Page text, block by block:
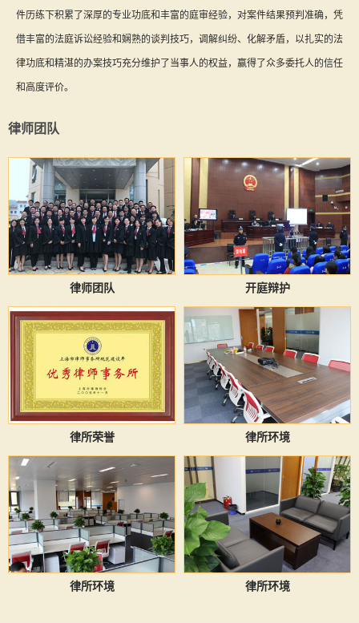
件历练下积累了深厚的专业功底和丰富的庭审经验，对案件结果预判准确，凭
借丰富的法庭诉讼经验和娴熟的谈判技巧，调解纠纷、化解矛盾，以扎实的法
律功底和精湛的办案技巧充分维护了当事人的权益，赢得了众多委托人的信任
和高度评价。
律师团队
律师团队 开庭辩护
律所荣誉 律所环境
律所环境 律所环境